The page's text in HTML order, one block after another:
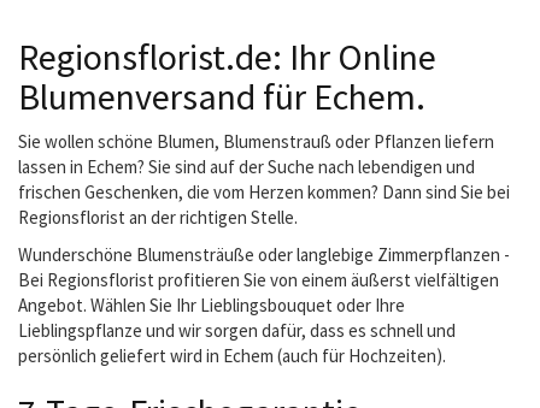
Regionsflorist.de: Ihr Online
Blumenversand für Echem.
Sie wollen schöne Blumen, Blumenstrauß oder Pflanzen liefern
lassen in Echem? Sie sind auf der Suche nach lebendigen und
frischen Geschenken, die vom Herzen kommen? Dann sind Sie bei
Regionsflorist an der richtigen Stelle.
Wunderschöne Blumensträuße oder langlebige Zimmerpflanzen -
Bei Regionsflorist profitieren Sie von einem äußerst vielfältigen
Angebot. Wählen Sie Ihr Lieblingsbouquet oder Ihre
Lieblingspflanze und wir sorgen dafür, dass es schnell und
persönlich geliefert wird in Echem (auch für Hochzeiten).